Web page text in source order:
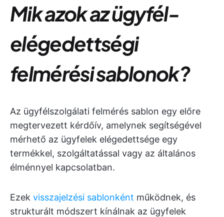
Mik azok az ügyfél-
elégedettségi
felmérési sablonok?
Az ügyfélszolgálati felmérés sablon egy előre
megtervezett kérdőív, amelynek segítségével
mérhető az ügyfelek elégedettsége egy
termékkel, szolgáltatással vagy az általános
élménnyel kapcsolatban.
Ezek visszajelzési sablonként működnek, és
strukturált módszert kínálnak az ügyfelek